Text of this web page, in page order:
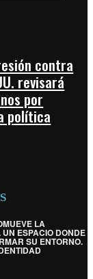
contra
revisará
por
política
LA
ESPACIO DONDE
SU ENTORNO.